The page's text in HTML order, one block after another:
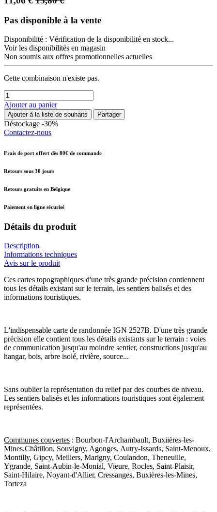
Pas disponible à la vente
Disponibilité : Vérification de la disponibilité en stock...
Voir les disponibilités en magasin
Non soumis aux offres promotionnelles actuelles
Cette combinaison n'existe pas.
Ajouter au panier
Ajouter à la liste de souhaits Partager
Déstockage -30%
Contactez-nous
Frais de port offert dès 80€ de commande
Retours sous 30 jours
Retours gratuits en Belgique
Paiement en ligne sécurisé
Détails du produit
Description
Informations techniques
Avis sur le produit
Ces cartes topographiques d'une très grande précision contiennent
tous les détails existant sur le terrain, les sentiers balisés et des
informations touristiques.
L'indispensable carte de randonnée IGN 2527B. D'une très grande
précision elle contient tous les détails existants sur le terrain : voies
de communication jusqu'au moindre sentier, constructions jusqu'au
hangar, bois, arbre isolé, rivière, source...
Sans oublier la représentation du relief par des courbes de niveau.
Les sentiers balisés et les informations touristiques sont également
représentées.
Communes couvertes : Bourbon-l'Archambault, Buxiières-les-
Mines,Châtillon, Souvigny, Agonges, Autry-Issards, Saint-Menoux,
Montilly, Gipcy, Meillers, Marigny, Coulandon, Theneuille,
Ygrande, Saint-Aubin-le-Monial, Vieure, Rocles, Saint-Plaisir,
Saint-Hilaire, Noyant-d'Allier, Cressanges, Buxières-les-Mines,
Torteza